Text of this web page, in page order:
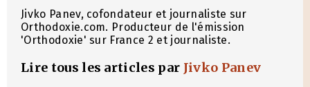
Jivko Panev, cofondateur et journaliste sur
Orthodoxie.com. Producteur de l'émission
'Orthodoxie' sur France 2 et journaliste.
Lire tous les articles par Jivko Panev